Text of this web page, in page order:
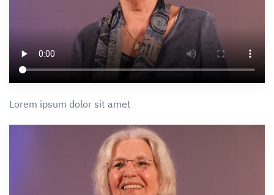
Lorem ipsum dolor sit amet